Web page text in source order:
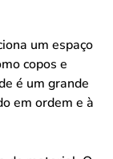
um espaço
copos e
é um grande
em ordem e à